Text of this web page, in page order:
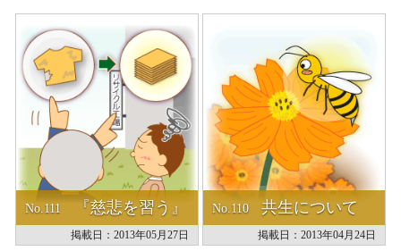
No.111 『慈悲を習う』
掲載日：2013年05月27日
No.110 共生について
掲載日：2013年04月24日